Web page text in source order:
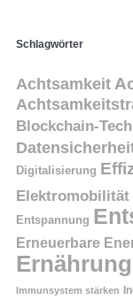
Schlagwörter
Achtsamkeit
Blockchain-
Digitalisierung
Elektromobilität
Entspannung
Erneuerbare
Ernährung
Immunsystem stärken